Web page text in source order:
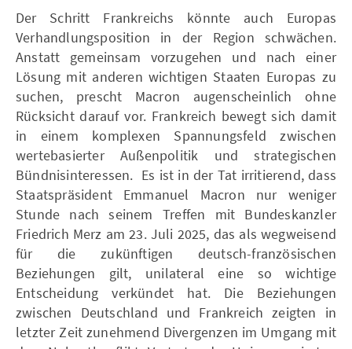
Der Schritt Frankreichs könnte auch Europas
Verhandlungsposition in der Region schwächen.
Anstatt gemeinsam vorzugehen und nach einer
Lösung mit anderen wichtigen Staaten Europas zu
suchen, prescht Macron augenscheinlich ohne
Rücksicht darauf vor. Frankreich bewegt sich damit
in einem komplexen Spannungsfeld zwischen
wertebasierter Außenpolitik und strategischen
Bündnisinteressen. Es ist in der Tat irritierend, dass
Staatspräsident Emmanuel Macron nur weniger
Stunde nach seinem Treffen mit Bundeskanzler
Friedrich Merz am 23. Juli 2025, das als wegweisend
für die zukünftigen deutsch-französischen
Beziehungen gilt, unilateral eine so wichtige
Entscheidung verkündet hat. Die Beziehungen
zwischen Deutschland und Frankreich zeigten in
letzter Zeit zunehmend Divergenzen im Umgang mit